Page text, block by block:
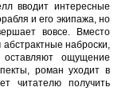
вводит интересные
и его экипажа, но
вовсе. Вместо
наброски,
ощущение
роман уходит в
читателю получить